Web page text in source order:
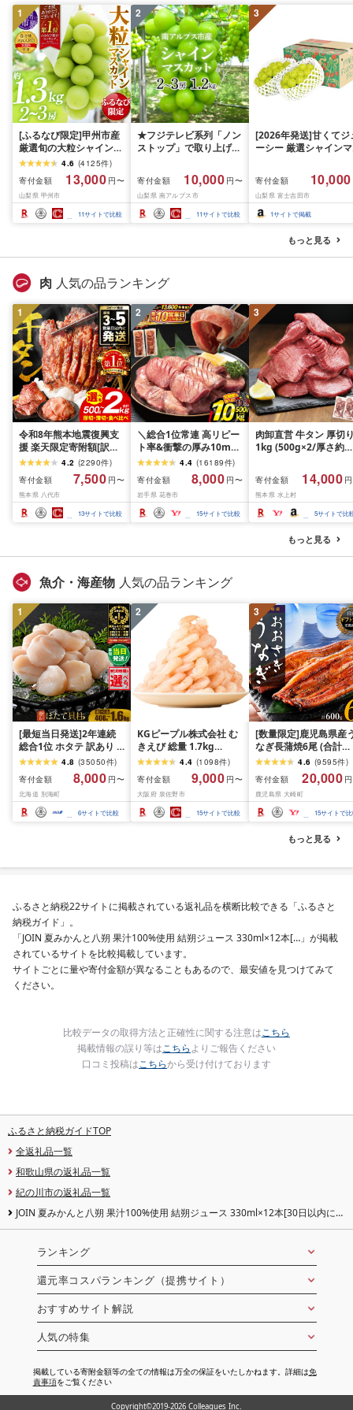
1
[ふるなび限定]甲州市産
厳選旬の大粒シャインマ
スカット 約1.3kg 2〜3
房[2026年発送]
(MG)B12-472 FN-
Limited-VO シャインマ
スカット フルーツ
4.6 (4125件)
寄付金額
13,000 円〜
山梨県 甲州市
11サイトで比較
2
★フジテレビ系列「ノン
ストップ」で取り上げら
先行予約]南アルプス市
産シャインマスカット
1.2kg以上(2〜3房)ふる
さと納税 おすすめ 山梨
県 南アルプス市 送料無
寄付金額 10,000 円〜
山梨県 南アルプス市
11サイトで比較
3
[2026年発送]甘くてジ
ーシー 厳選シャインマ
月前半(1〜15日)から
月下旬までの発送) フ
ーツ ぶどう 果物 山梨
産 2026 旬 大粒 高級
寄付金額 10,000
山梨県 富士吉田市
1サイトで掲載
もっと見る
肉 人気の品ランキング
1
令和8年熊本地震復興支
援 楽天限定寄附額[訳あ
り]牛タン 500g〜2kg 肉
牛肉 訳あり 牛タン 冷凍
小分け 厚切り 薄切り 食
べ比べ 500g 1kg 1.5kg
2kg 牛 人気 ビーフ 牛た
ん ふるさと納税 ランキ
4.2 (2290件)
寄付金額
7,500 円〜
熊本県 八代市
13サイトで比較
2
＼総合1位常連 高リピー
ト率&衝撃の厚み10mm
厚切り牛タン 塩味/ ≪ス
ピード発送!!10営業日以
内発送≫ 選べる内容量
500g / 1kg 定期便 毎月
届く 牛肉 肉 BBQ ふるさ
と 人気 ランキング 岩手
4.4 (16189件)
寄付金額
8,000 円〜
岩手県 花巻市
15サイトで比較
3
肉卸直営 牛タン 厚切
1kg (500g×2/厚さ約
牛肉 焼肉 冷凍 スライ
業務用 バーベキュー
BBQ おつまみ ギフト
祝い お中元 夏ギフト
寄付金額 14,000
熊本県 水上村
5サイトで比
もっと見る
魚介・海産物 人気の品ランキング
1
[最短当日発送]2年連続
総合1位 ホタテ 訳あり (
ふるさと納税 ほたて ふ
るさと納税 訳あり 帆立
ふるさと わけあり ホタ
テ貝柱 貝 人気 不揃い 刺
身 規格外 魚介 ランキン
グ 海鮮 冷凍 発送時期が
4.8 (35050件)
寄付金額
8,000 円〜
北海道 別海町
6サイトで比較
2
KGピープル株式会社 む
きえび 総量 1.7kg
(850g×2P) 特大 5Lサイ
ズ バナメイエビ バラ凍
結 下処理不要 サイズ不
揃い 訳あり
4.4 (1098件)
寄付金額
9,000 円〜
大阪府 泉佐野市
15サイトで比較
3
[数量限定]鹿児島県産
なぎ長蒲焼6尾 (合計
600g以上)4.6 (9595件)
寄付金額
20,000
鹿児島県 大崎町
15サイトで
もっと見る
ふるさと納税22サイトに掲載されている返礼品を横断比較できる「ふるさと
納税ガイド」。
「JOIN 夏みかんと八朔 果汁100%使用 結朔ジュース 330ml×12本[…」が掲載
されているサイトを比較掲載しています。
サイトごとに量や寄付金額が異なることもあるので、最安値を見つけてみて
ください。
比較データの取得方法と正確性に関する注意はこちら
掲載情報の誤り等はこちらよりご報告ください
口コミ投稿はこちらから受け付けております
ふるさと納税ガイドTOP
全返礼品一覧
和歌山県の返礼品一覧
紀の川市の返礼品一覧
JOIN 夏みかんと八朔 果汁100%使用 結朔ジュース 330ml×12本[30日以内に出
ランキング
還元率コスパランキング（提携サイト）
おすすめサイト解説
人気の特集
掲載している寄附金額等の全ての情報は万全の保証をいたしかねます。詳細は免
責事項をご覧ください
Copyright©2019-2026 Colleagues Inc.